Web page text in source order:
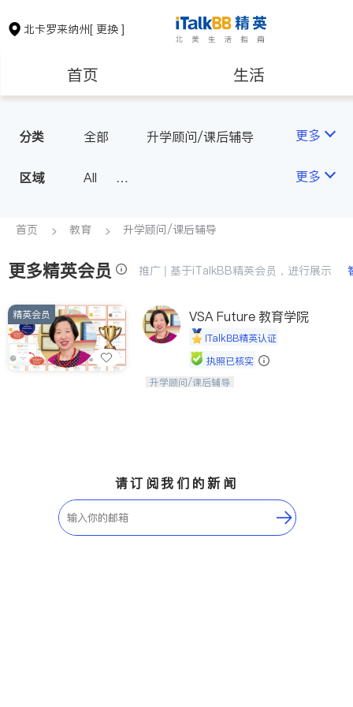
北卡罗来纳州[ 更换 ]
首页 生活
房地产租售
教育
非盈利组织
分类 全部 升学顾问/课后辅导 更多
区域
All
更多
首页 教育 升学顾问/课后辅导
更多精英会员 推广 | 基于iTalkBB精英会员，进行展示
精英会员 VSA Future 教育学院
iTalkBB精英认证
执照已核实
孩子美好的未来始于早期能力的培养，
升学顾问/课后辅导
请订阅我们的新闻